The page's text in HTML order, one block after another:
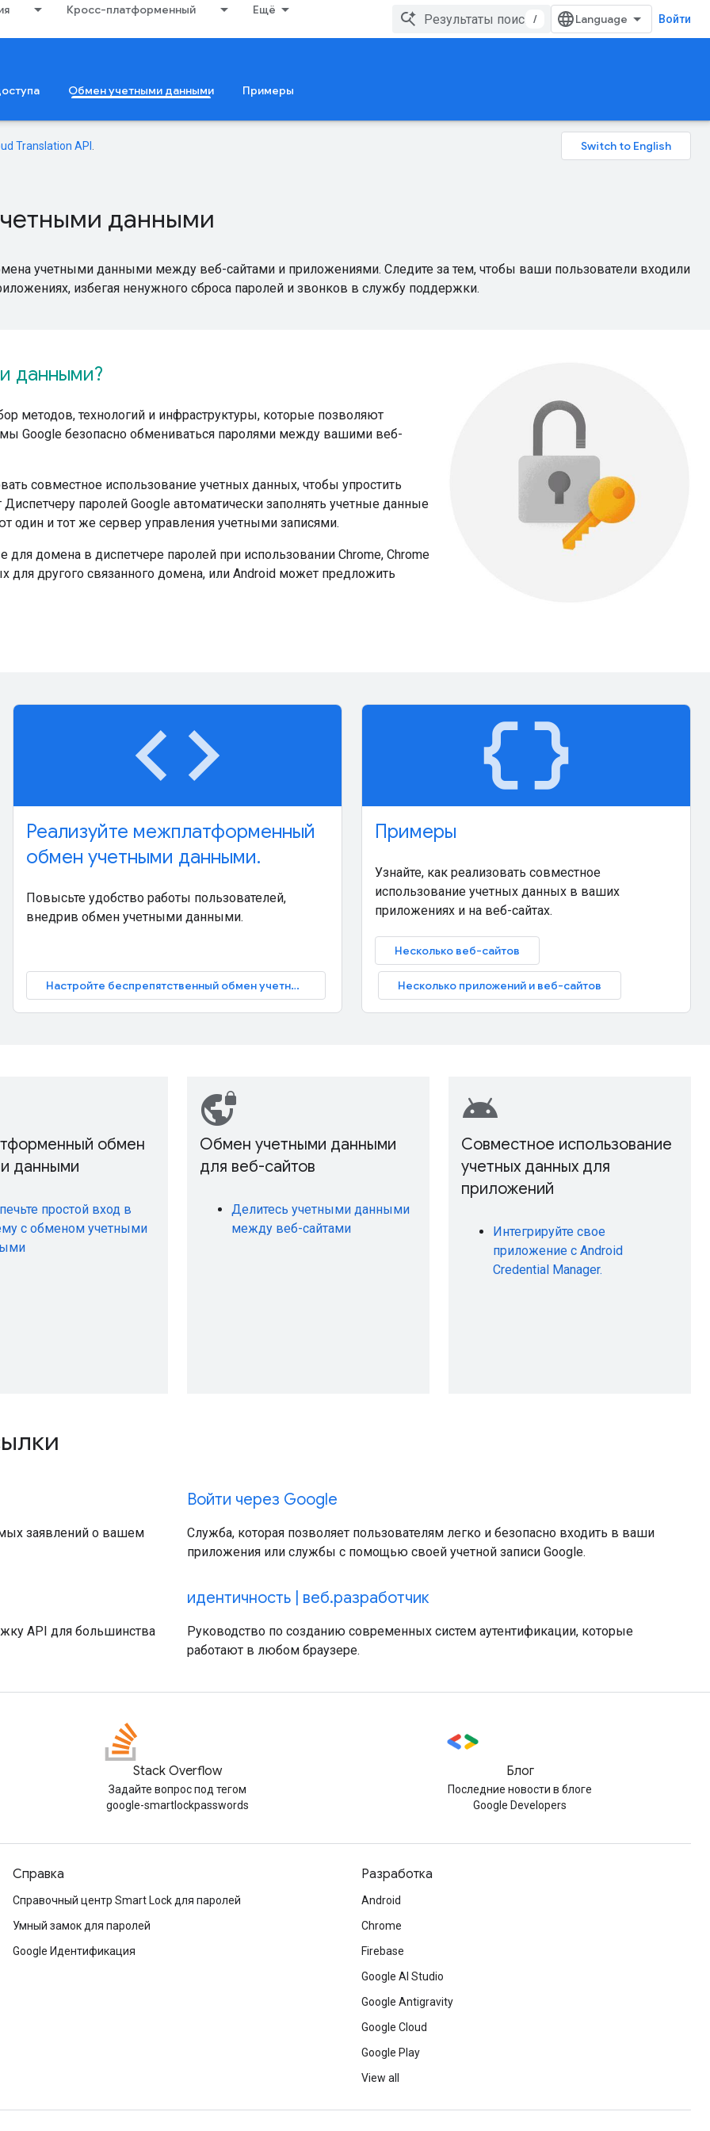
Кросс-платформенный Ещё
/ Войти
Обмен учетными данными Примеры
Translation API
данными
учетными данными между веб-сайтами и приложениями. Следите за тем, чтобы ваши пользователи входили
избегая ненужного сброса паролей и звонков в службу поддержки.
данными?
методов, технологий и инфраструктуры, которые позволяют
Google безопасно обмениваться паролями между вашими веб-
совместное использование учетных данных, чтобы упростить
Диспетчеру паролей Google автоматически заполнять учетные данные
один и тот же сервер управления учетными записями.
для домена в диспетчере паролей при использовании Chrome, Chrome
для другого связанного домена, или Android может предложить
code
Реализуйте межплатформенный
обмен учетными данными.
Повысьте удобство работы пользователей,
внедрив обмен учетными данными.
Настройте беспрепятственный обмен учетными данными
data_object
Примеры
Узнайте, как реализовать совместное
использование учетных данных в ваших
приложениях и на веб-сайтах.
Несколько веб-сайтов
Несколько приложений и веб-сайтов
обмен
данными
простой вход в
с обменом учетными
vpn_lock
Обмен учетными данными
для веб-сайтов
Делитесь учетными данными
между веб-сайтами
android
Совместное использование
учетных данных для
приложений
Интегрируйте свое
приложение с Android
Credential Manager.
заявлений о вашем
API для большинства
Войти через Google
Служба, которая позволяет пользователям легко и безопасно входить в ваши
приложения или службы с помощью своей учетной записи Google.
идентичность | веб.разработчик
Руководство по созданию современных систем аутентификации, которые
работают в любом браузере.
Stack Overflow
Задайте вопрос под тегом
google-smartlockpasswords
Блог
Последние новости в блоге
Google Developers
Справка
Справочный центр Smart Lock для паролей
Умный замок для паролей
Google Идентификация
Разработка
Android
Chrome
Firebase
Google AI Studio
Google Antigravity
Google Cloud
Google Play
View all